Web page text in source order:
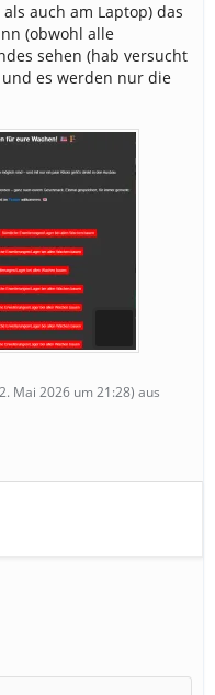
auch am Laptop) das
(obwohl alle
sehen (hab versucht
es werden nur die
2. Mai 2026 um 21:28) aus